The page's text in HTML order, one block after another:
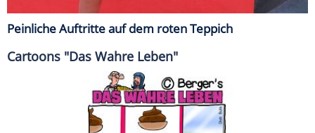
Peinliche Auftritte auf dem roten Teppich
Cartoons "Das Wahre Leben"